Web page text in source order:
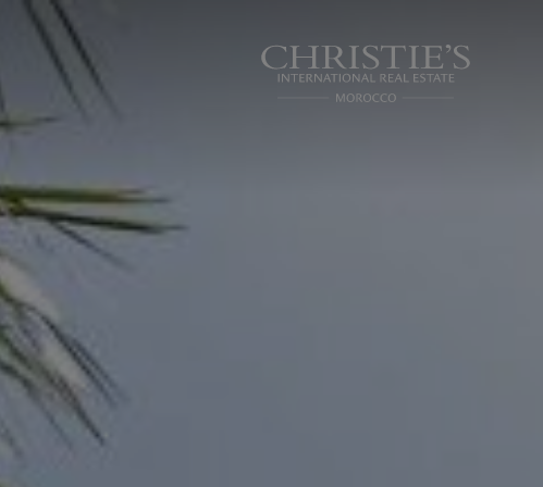
Panneau de gestion des cookies